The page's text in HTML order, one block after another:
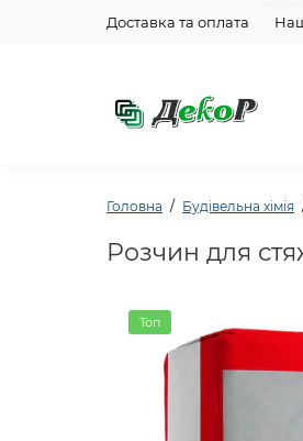
Доставка та оплата
Головна Будівельна хімія
Розчин для
Топ